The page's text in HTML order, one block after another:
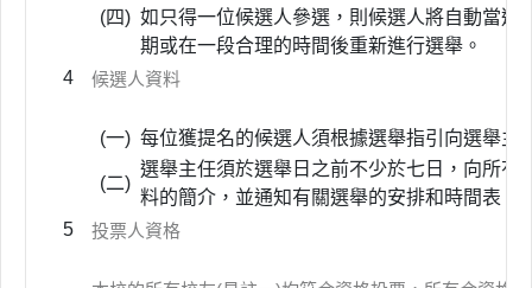
(四) 如只得一位候選人參選，則候選人將自動當
期或在一段合理的時間後重新進行選舉。
4
候選人資料
(一) 每位獲提名的候選人須根據選舉指引向選舉主
(二)
選舉主任須於選舉日之前不少於七日，向所
料的簡介，並通知有關選舉的安排和時間表。
5
投票人資格